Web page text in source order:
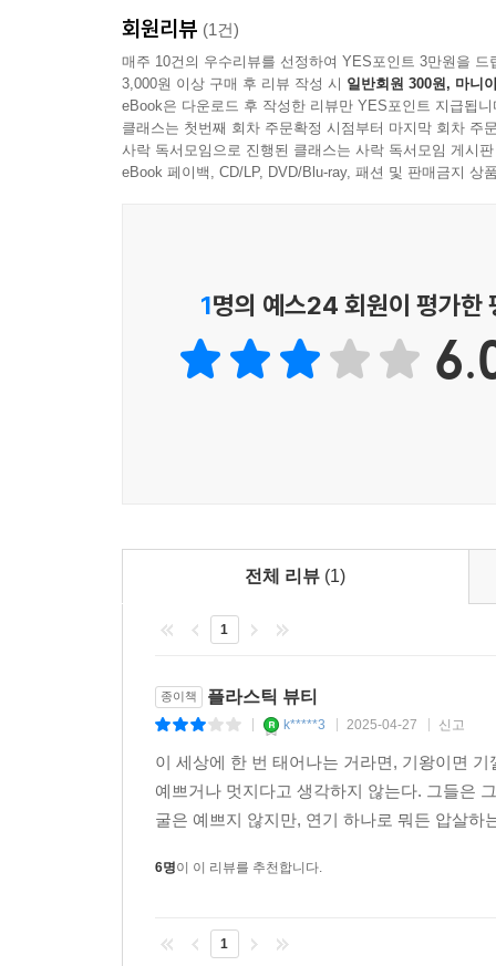
얼마 있지 않아 거리에는 지안이 언니처럼 산소
가 넘어 보이는 할머니와 10대 청소년도 많이 있다.
--- p.286
‘꼬맹이들아, 조금만 참고 살아. 앞으로 우리 지구
에 모두들 동참하고 있잖아. 그래서 너희가 플라스
가 심한 악취에 토했던 기억이 있어요. 제가 피해
스트레스를 많이 받았어요. 녹색연합 발표에 의
이후로 환경의 중요성을 깨달았어요. 그리고 언
--- 「작가 인터뷰」 중에서
회원리뷰 (1건)
매주 10건의 우수리뷰를 선정하여 YES포인트 3만원을 드
3,000원 이상 구매 후 리뷰 작성 시 일반회원 300원, 마니
eBook은 다운로드 후 작성한 리뷰만 YES포인트 지급됩니
클래스는 첫번째 회차 주문확정 시점부터 마지막 회차 주
사락 독서모임으로 진행된 클래스는 사락 독서모임 게시
eBook 페이백, CD/LP, DVD/Blu-ray, 패션 및 판매금지 상
1명의 예스24 회원이 평가한
전체 리뷰 (1)
1
종이책 플라스틱 뷰티
k*****3 2025-04-27 신고
이 세상에 한 번 태어나는 거라면, 기왕이면
예쁘거나 멋지다고 생각하지 않는다. 그들은
굴은 예쁘지 않지만, 연기 하나로 뭐든 압살
6명이 이 리뷰를 추천합니다.
1